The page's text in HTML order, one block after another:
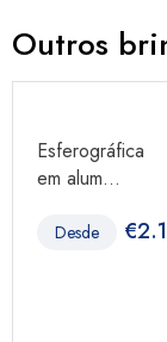
Outros
Esferográfica
em alum...
Desde €